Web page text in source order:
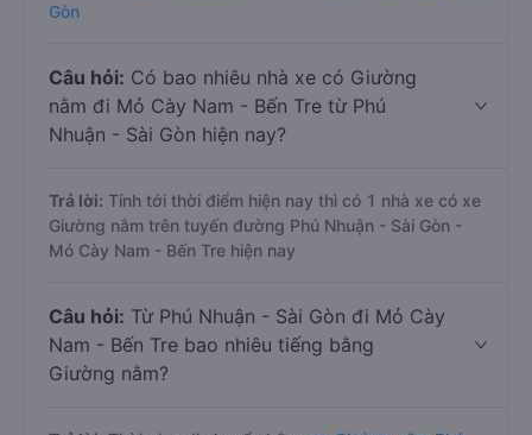
Gòn
Câu hỏi: Có bao nhiêu nhà xe có Giường
nằm đi Mỏ Cày Nam - Bến Tre từ Phú
Nhuận - Sài Gòn hiện nay?
Trả lời: Tính tới thời điểm hiện nay thì có 1 nhà xe có xe
Giường nằm trên tuyến đường Phú Nhuận - Sài Gòn -
Mỏ Cày Nam - Bến Tre hiện nay
Câu hỏi: Từ Phú Nhuận - Sài Gòn đi Mỏ Cày
Nam - Bến Tre bao nhiêu tiếng bằng
Giường nằm?